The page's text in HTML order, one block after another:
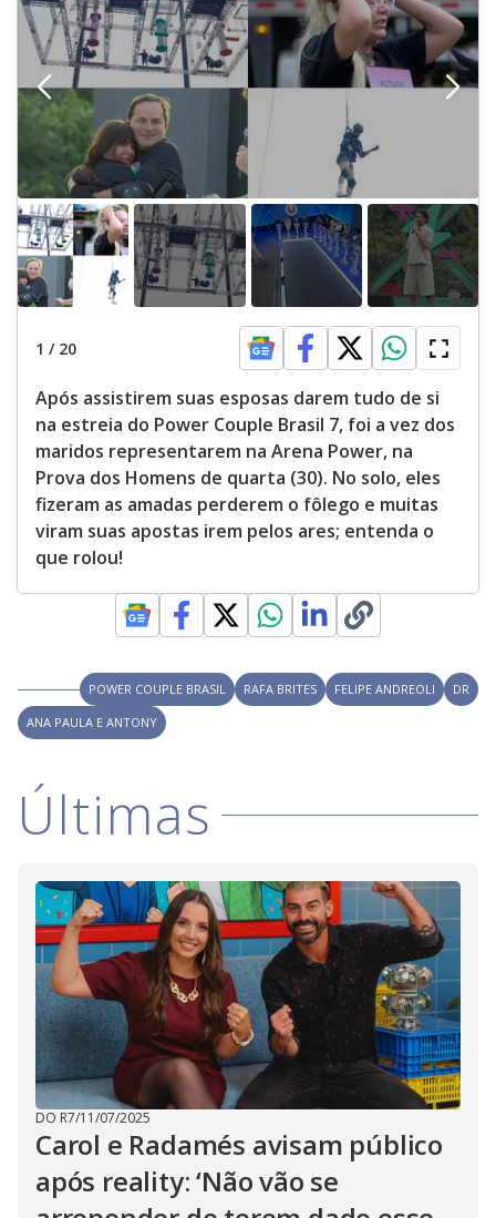
1 / 20
Após assistirem suas esposas darem tudo de si
na estreia do Power Couple Brasil 7, foi a vez dos
maridos representarem na Arena Power, na
Prova dos Homens de quarta (30). No solo, eles
fizeram as amadas perderem o fôlego e muitas
viram suas apostas irem pelos ares; entenda o
que rolou!
POWER COUPLE BRASIL RAFA BRITES FELIPE ANDREOLI
DR
ANA PAULA E ANTONY
Últimas
DO R7/11/07/2025
Carol e Radamés avisam público
após reality: ‘Não vão se